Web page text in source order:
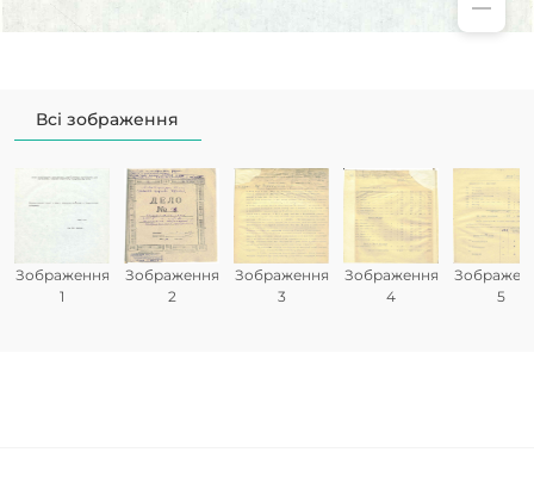
Всі зображення
Зображення
1
Зображення
2
Зображення
3
Зображення
4
5